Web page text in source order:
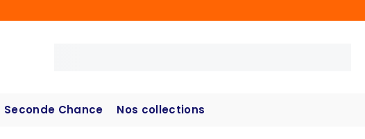
Seconde Chance Nos collections